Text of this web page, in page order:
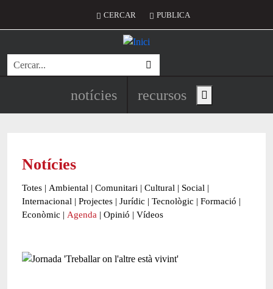
Menú del compte d'usuari
CERCAR PUBLICA
Cerca
Navegació principal de
notícies recursos Show main menu
Notícies
Totes | Ambiental | Comunitari | Cultural | Social |
Internacional | Projectes | Jurídic | Tecnològic | Formació |
Econòmic | Agenda | Opinió | Vídeos